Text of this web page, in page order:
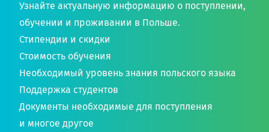
Узнайте актуальную информацию о поступлении,
обучении и проживании в Польше.
Стипендии и скидки
Стоимость обучения
Необходимый уровень знания польского языка
Поддержка студентов
Документы необходимые для поступления
и многое другое